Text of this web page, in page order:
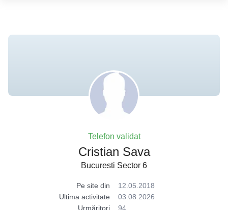
Telefon validat
Cristian Sava
Bucuresti Sector 6
Pe site din
12.05.2018
Ultima activitate
03.08.2026
Urmăritori
94